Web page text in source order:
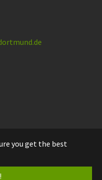
you get the best